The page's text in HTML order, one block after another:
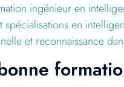
ingénieur en
spécialisations en
et reconnaissance